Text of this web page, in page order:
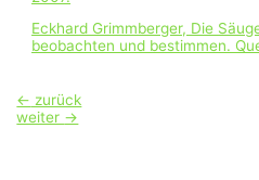
Eckhard Grimmberger, Die
beobachten und bestimmen.
Beitragsnavigation
← zurück
weiter →